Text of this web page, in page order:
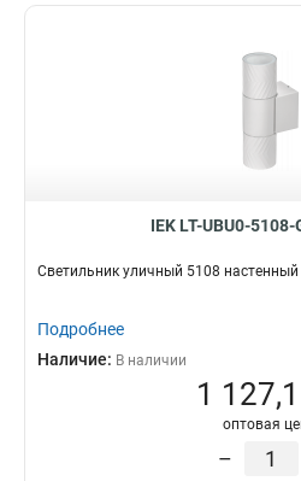
IEK LT-UBU0-5108-
Светильник уличный 5108 настенный
Подробнее
Наличие: В наличии
1
оптовая
–